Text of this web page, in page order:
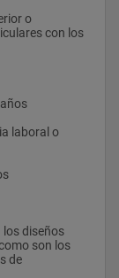
derechos
la
que
principio
o
con los
laboral o
los diseños
son los
de